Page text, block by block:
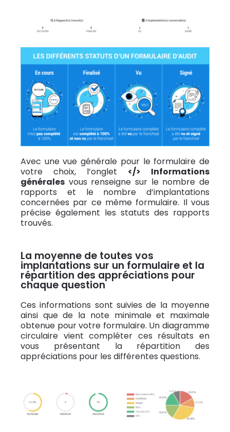
Avec une vue générale pour le formulaire de
votre choix, l’onglet </> Informations
générales vous renseigne sur le nombre de
rapports et le nombre d’implantations
concernées par ce même formulaire. Il vous
précise également les statuts des rapports
trouvés.
La moyenne de toutes vos
implantations sur un formulaire et la
répartition des appréciations pour
chaque question
Ces informations sont suivies de la moyenne
ainsi que de la note minimale et maximale
obtenue pour votre formulaire. Un diagramme
circulaire vient compléter ces résultats en
vous présentant la répartition des
appréciations pour les différentes questions.